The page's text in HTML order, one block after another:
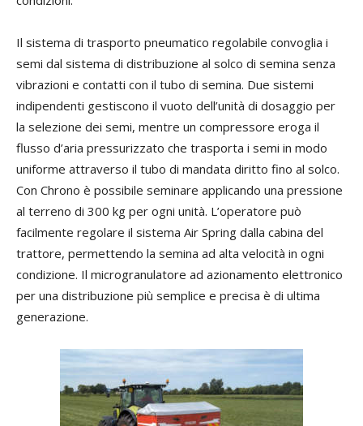
Il sistema di trasporto pneumatico regolabile convoglia i
semi dal sistema di distribuzione al solco di semina senza
vibrazioni e contatti con il tubo di semina. Due sistemi
indipendenti gestiscono il vuoto dell’unità di dosaggio per
la selezione dei semi, mentre un compressore eroga il
flusso d’aria pressurizzato che trasporta i semi in modo
uniforme attraverso il tubo di mandata diritto fino al solco.
Con Chrono è possibile seminare applicando una pressione
al terreno di 300 kg per ogni unità. L’operatore può
facilmente regolare il sistema Air Spring dalla cabina del
trattore, permettendo la semina ad alta velocità in ogni
condizione. Il microgranulatore ad azionamento elettronico
per una distribuzione più semplice e precisa è di ultima
generazione.